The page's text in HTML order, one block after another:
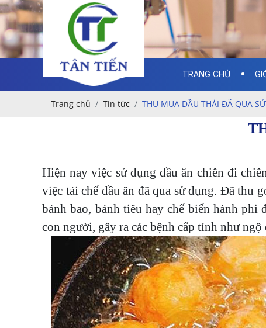
TRANG CHỦ
Trang chủ Tin tức THU MUA DẦU THẢI ĐÃ QUA
Hiện nay việc sử dụng dầu ăn chiên đi
việc tái chế dầu ăn đã qua sử dụng. Đã thu
bánh bao, bánh tiêu hay chế biến hành
con người, gây ra các bệnh cấp tính như